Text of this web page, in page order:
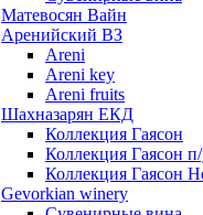
Матевосян Вайн
Аренийский ВЗ
Areni
Areni key
Areni fruits
Шахназарян ЕКД
Коллекция Гаясон
Коллекция Гаясон
Коллекция Гаясон
Gevorkian winery